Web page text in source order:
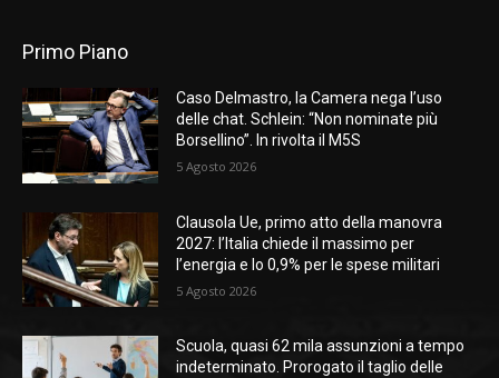
Primo Piano
Caso Delmastro, la Camera nega l’uso
delle chat. Schlein: “Non nominate più
Borsellino”. In rivolta il M5S
5 Agosto 2026
Clausola Ue, primo atto della manovra
2027: l’Italia chiede il massimo per
l’energia e lo 0,9% per le spese militari
5 Agosto 2026
Scuola, quasi 62 mila assunzioni a tempo
indeterminato. Prorogato il taglio delle